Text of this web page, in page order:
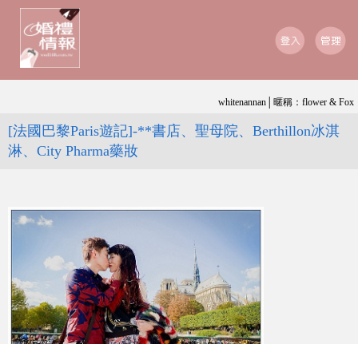
whitenannan│暱稱：flower & Fox
[法國巴黎Paris遊記]-**書店、聖母院、Berthillon冰淇
淋、City Pharma藥妝